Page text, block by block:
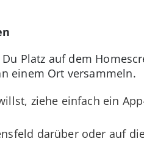
Platz auf dem
einem Ort versammeln.
ziehe einfach ein
darüber oder auf